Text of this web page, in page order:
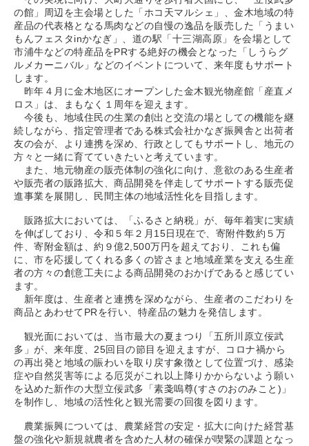
の館」周辺を主会場とした「ホコ天マルシェ」、金木地域の特
産品の代表格となる馬肉などの自慢の逸品を販売した「うまい
もんフェスタinかなぎ」、道の駅「十三湖高原」を会場として
市浦牛などの特産品をPRする絶好の機会となった「しうらグ
ルメカーニバル」などのイベントについて、来年度もサポート
します。
昨年４月に金木地区にオープンした金木観光物産館「産直メ
ロス」は、まもなく１周年を迎えます。
今後も、地域住民の生業の創出と交流の場としての機能を継
続しながら、指定管理者である株式会社かなぎ振興舎と出荷者
友の会が、より連携を深め、行政としてもサポートし、地元の
方々と一緒に育てていきたいと考えています。
また、地元物産の販売体制の強化に向け、意欲のある生産者
や販売者の販路拡大、商品開発を伴走してサポートする販売促
進事業を展開し、民間主体の地域活性化を目指します。
販路拡大においては、「ふるさと納税」が、毎年着実に実績
を伸ばしており、令和５年２月15日現在で、寄附件数約５万
件、寄附金額は、約９億2,500万円を超えており、これも偏
に、市を応援してくれる多くの皆さまと地域産業を支える生産
者の方々の創意工夫による商品開発のおかげであると感じてい
ます。
新年度は、生産者と連携を深めながら、生産者のこだわりを
商品とあわせてPRを行い、特産品の魅力を発信します。
観光面においては、当市最大の夏まつり「五所川原立佞武
多」が、来年度、25回目の節目を迎えますが、コロナ禍から
の再出発と地域の賑わいを取り戻す象徴として位置づけ、感染
症や自然災害等による厄災がこれ以上降りかからないよう願い
を込めた新作の大型立佞武多「素戔嗚尊(すさのおのみこと)」
を制作し、地域の活性化と観光需要の回復を図ります。
農業振興については、農業経営の安定・拡大に向けた経営基
盤の強化や新規就農者を含めた人材の確保が喫緊の課題となっ